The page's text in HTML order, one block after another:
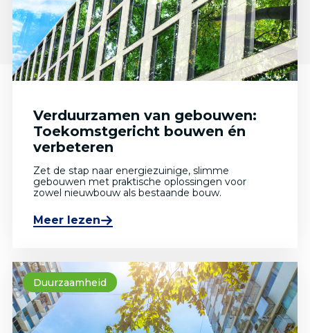
Verduurzamen van gebouwen:
Toekomstgericht bouwen én
verbeteren
Zet de stap naar energiezuinige, slimme
gebouwen met praktische oplossingen voor
zowel nieuwbouw als bestaande bouw.
Meer lezen
Duurzaamheid